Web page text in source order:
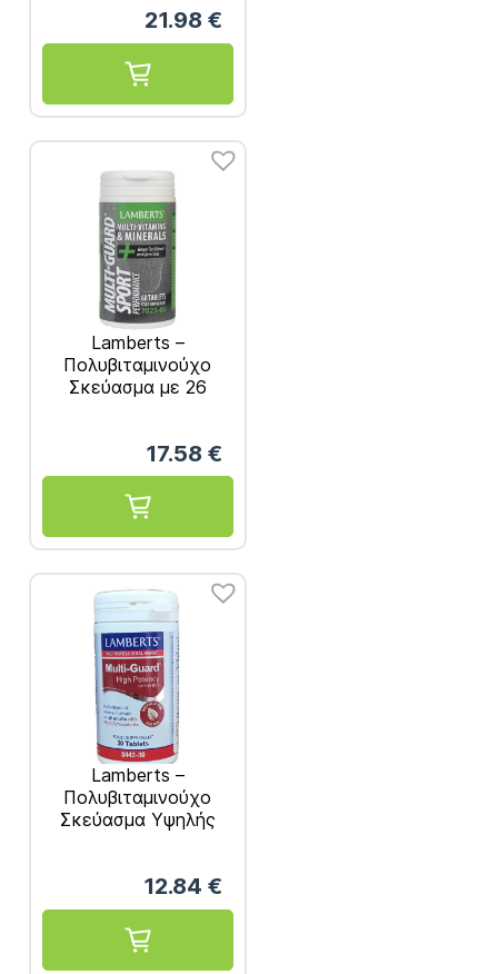
άνω των 50 Ετών 60
tabs
21.98 €
Lamberts –
Πολυβιταμινούχο
Σκεύασμα με 26
για Αθλητές – 60tabs
17.58 €
Lamberts –
Πολυβιταμινούχο
Σκεύασμα Υψηλής
12.84 €